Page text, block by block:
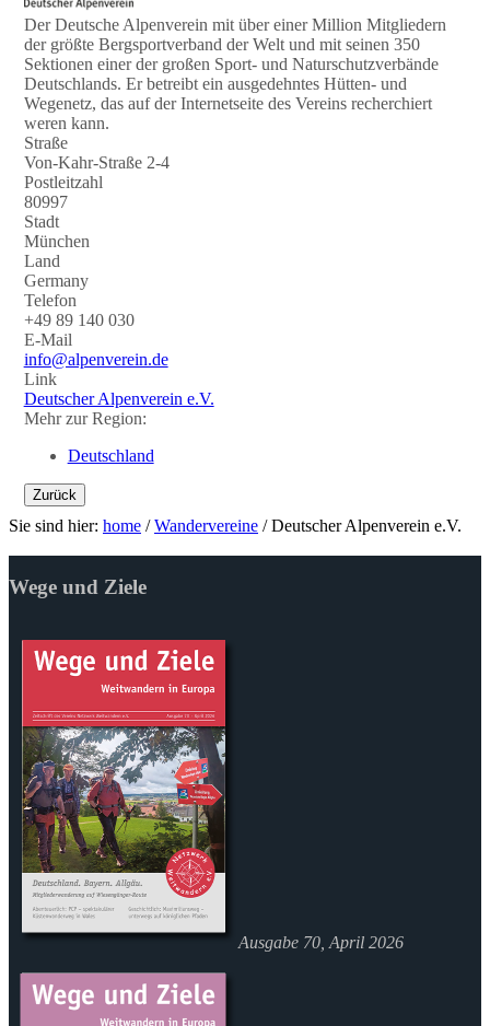
Der Deutsche Alpenverein mit über einer Million Mitgliedern
der größte Bergsportverband der Welt und mit seinen 350
Sektionen einer der großen Sport- und Naturschutzverbände
Deutschlands. Er betreibt ein ausgedehntes Hütten- und
Wegenetz, das auf der Internetseite des Vereins recherchiert
weren kann.
Straße
Von-Kahr-Straße 2-4
Postleitzahl
80997
Stadt
München
Land
Germany
Telefon
+49 89 140 030
E-Mail
info@alpenverein.de
Link
Deutscher Alpenverein e.V.
Mehr zur Region:
Deutschland
Zurück
Sie sind hier: home /Wandervereine /Deutscher Alpenverein e.V.
Wege und Ziele
Ausgabe 70, April 2026